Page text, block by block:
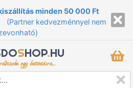
minden 50 000 Ft
(Partner kedvezménnyel nem
SHOP.HU
egy kattintásra...